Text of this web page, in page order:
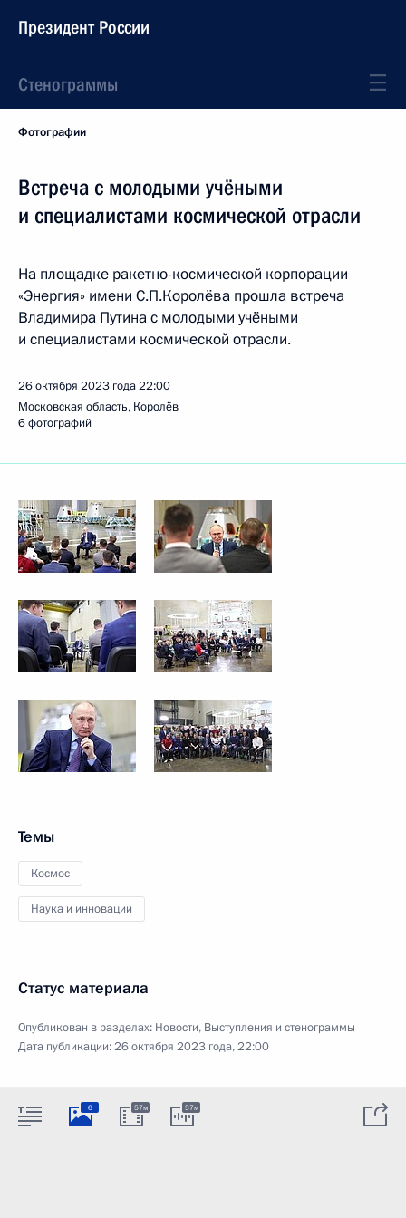
Президент России
Стенограммы
Фотографии
Встреча с молодыми учёными
и специалистами космической отрасли
На площадке ракетно-космической корпорации
«Энергия» имени С.П.Королёва прошла встреча
Владимира Путина с молодыми учёными
и специалистами космической отрасли.
26 октября 2023 года22:00
Московская область, Королёв
6 фотографий
Темы
Космос
Наука и инновации
Статус материала
Опубликован в разделах: Новости, Выступления и стенограммы
Дата публикации:26 октября 2023 года, 22:00
6 57м 57м